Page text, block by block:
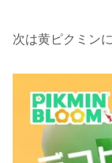
次は黄ピクミン